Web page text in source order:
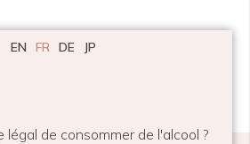
EN FR DE JP
légal de consommer de l'alcool ?